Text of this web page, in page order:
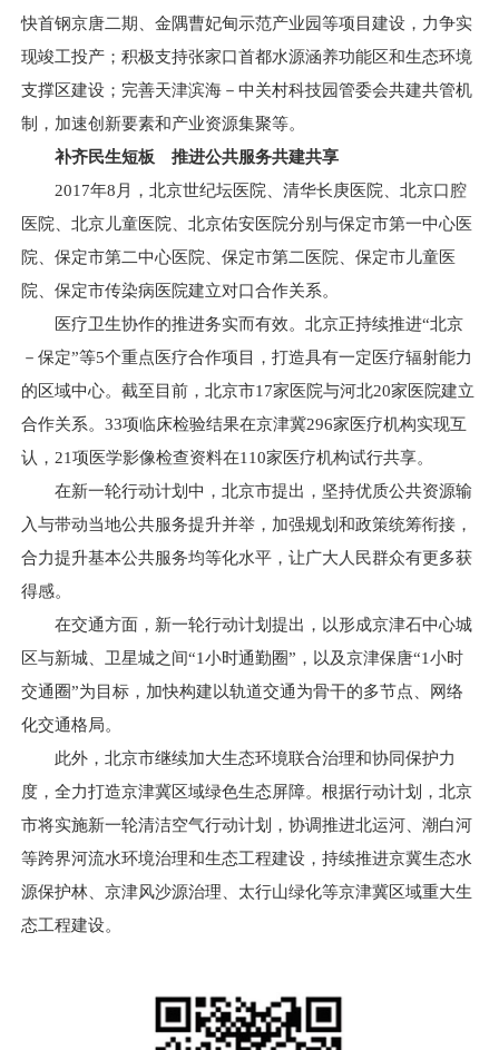
快首钢京唐二期、金隅曹妃甸示范产业园等项目建设，力争实
现竣工投产；积极支持张家口首都水源涵养功能区和生态环境
支撑区建设；完善天津滨海－中关村科技园管委会共建共管机
制，加速创新要素和产业资源集聚等。
补齐民生短板 推进公共服务共建共享
2017年8月，北京世纪坛医院、清华长庚医院、北京口腔
医院、北京儿童医院、北京佑安医院分别与保定市第一中心医
院、保定市第二中心医院、保定市第二医院、保定市儿童医
院、保定市传染病医院建立对口合作关系。
医疗卫生协作的推进务实而有效。北京正持续推进“北京
－保定”等5个重点医疗合作项目，打造具有一定医疗辐射能力
的区域中心。截至目前，北京市17家医院与河北20家医院建立
合作关系。33项临床检验结果在京津冀296家医疗机构实现互
认，21项医学影像检查资料在110家医疗机构试行共享。
在新一轮行动计划中，北京市提出，坚持优质公共资源输
入与带动当地公共服务提升并举，加强规划和政策统筹衔接，
合力提升基本公共服务均等化水平，让广大人民群众有更多获
得感。
在交通方面，新一轮行动计划提出，以形成京津石中心城
区与新城、卫星城之间“1小时通勤圈”，以及京津保唐“1小时
交通圈”为目标，加快构建以轨道交通为骨干的多节点、网络
化交通格局。
此外，北京市继续加大生态环境联合治理和协同保护力
度，全力打造京津冀区域绿色生态屏障。根据行动计划，北京
市将实施新一轮清洁空气行动计划，协调推进北运河、潮白河
等跨界河流水环境治理和生态工程建设，持续推进京冀生态水
源保护林、京津风沙源治理、太行山绿化等京津冀区域重大生
态工程建设。